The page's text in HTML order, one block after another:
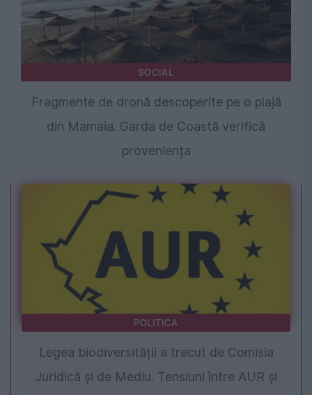
SOCIAL
Fragmente de dronă descoperite pe o plajă
din Mamaia. Garda de Coastă verifică
proveniența
POLITICA
Legea biodiversității a trecut de Comisia
Juridică și de Mediu. Tensiuni între AUR și